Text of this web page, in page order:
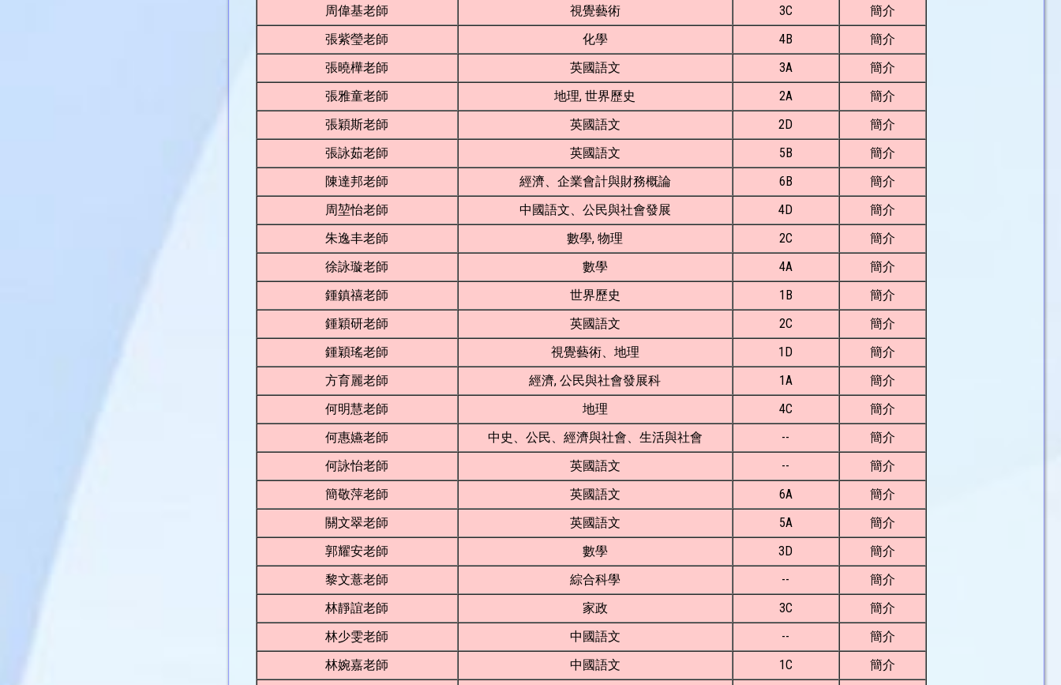
周偉基老師
視覺藝術 3C
簡介
張紫瑩老師
化學 4B
簡介
張曉樺老師
英國語文 3A
簡介
張雅童老師
地理, 世界歷史 2A
簡介
張穎斯老師
英國語文 2D
簡介
張詠茹老師
英國語文 5B
簡介
陳達邦老師
經濟、企業會計與財務概論 6B
簡介
周堃怡老師
中國語文、公民與社會發展 4D
簡介
朱逸丰老師
數學, 物理 2C
簡介
徐詠璇老師
數學 4A
簡介
鍾鎮禧老師
世界歷史 1B
簡介
鍾穎研老師
英國語文 2C
簡介
鍾穎瑤老師
視覺藝術、地理 1D
簡介
方育麗老師
經濟, 公民與社會發展科 1A
簡介
何明慧老師
地理 4C
簡介
何惠嬿老師
中史、公民、經濟與社會、生活與社會 --
簡介
何詠怡老師
英國語文 --
簡介
簡敬萍老師
英國語文 6A
簡介
關文翠老師
英國語文 5A
簡介
郭耀安老師
數學 3D
簡介
黎文薏老師
綜合科學 --
簡介
林靜誼老師
家政 3C
簡介
林少雯老師
中國語文 --
簡介
林婉嘉老師
中國語文 1C
簡介